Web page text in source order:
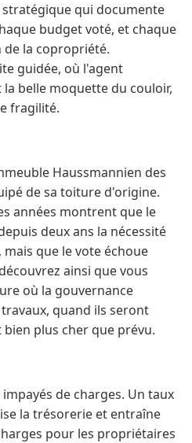
qui documente
budget voté, et chaque
la copropriété.
guidée, où l'agent
belle moquette du couloir,
fragilité.
Haussmannien des
de sa toiture d'origine.
années montrent que le
deux ans la nécessité
que le vote échoue
ainsi que vous
où la gouvernance
quand ils seront
plus cher que prévu.
de charges. Un taux
la trésorerie et entraîne
pour les propriétaires